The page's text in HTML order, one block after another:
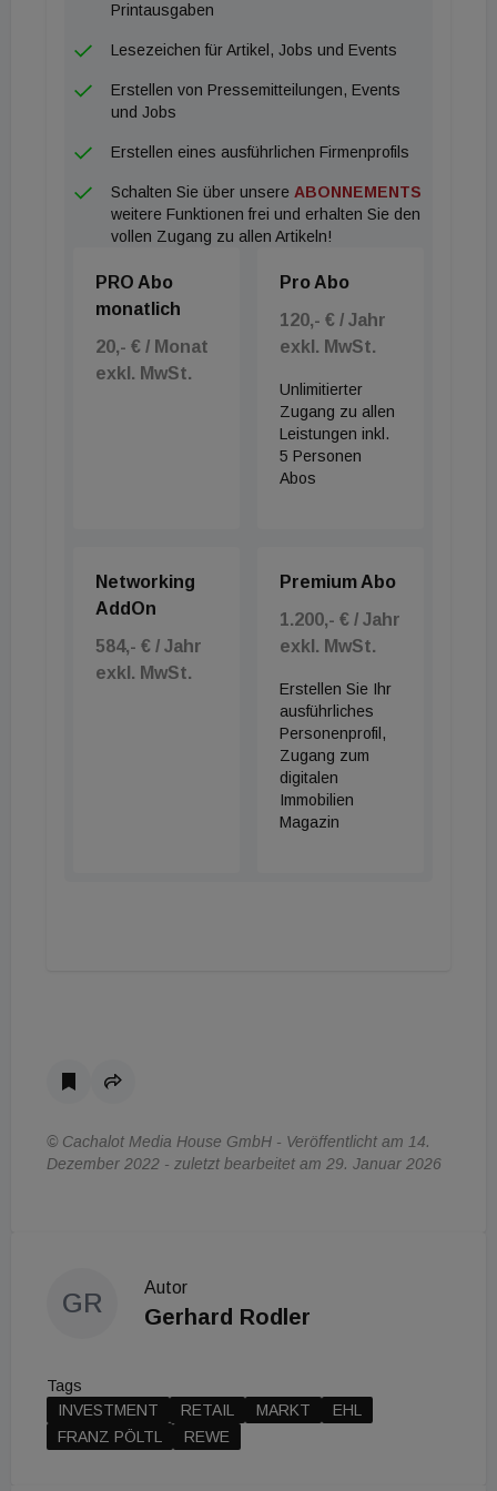
weiterhin hohe Nachfrage nach Wohnraum
reagieren zu können. Es freut uns sehr, dass EHL
diesem Segment noch weiter stärken konnte", so
EHL Investment Consulting.
Printausgaben
Lesezeichen für Artikel, Jobs und Events
Erstellen von Pressemitteilungen, Events
und Jobs
Erstellen eines ausführlichen Firmenprofils
Schalten Sie über unsere ABONNEMENTS
weitere Funktionen frei und erhalten Sie den
vollen Zugang zu allen Artikeln!
PRO Abo
monatlich
20,- € / Monat
exkl. MwSt.
Pro Abo
120,- € / Jahr
exkl. MwSt.
Unlimitierter
Zugang zu allen
Leistungen inkl.
5 Personen
Abos
Networking
AddOn
584,- € / Jahr
exkl. MwSt.
Premium Abo
1.200,- € / Jahr
exkl. MwSt.
Erstellen Sie Ihr
ausführliches
Personenprofil,
Zugang zum
digitalen
Immobilien
Magazin
© Cachalot Media House GmbH - Veröffentlicht am 14.
Dezember 2022 - zuletzt bearbeitet am 29. Januar 2026
GR
Autor
Gerhard Rodler
Tags
INVESTMENT
RETAIL MARKT
EHL
FRANZ PÖLTL
REWE